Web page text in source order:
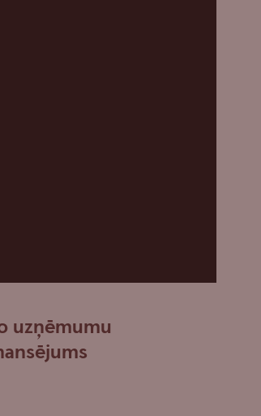
uzņēmumu